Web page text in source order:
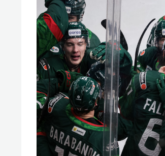
Как ГК «МИР ГРУПП» и ВТБ
создают оазис жилого
комфорта под Казанью